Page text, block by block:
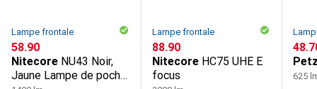
Lampe frontale
CHF
58.90
Nitecore NU43 Noir,
Jaune Lampe de poche
Lampe frontale
CHF
88.90
Nitecore HC75 UHE E
focus
CHF
625